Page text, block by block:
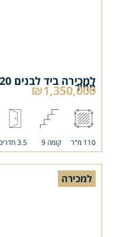
למכירה ביד לבנים 120 – בנווה שאנן חיפה
מחיר
₪1,350,000
110 מ"ר קומה 9 3.5 חדרים
למכירה